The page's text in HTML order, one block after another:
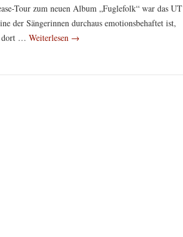
Tour zum neuen Album „Fuglefolk“ war das UT
der Sängerinnen durchaus emotionsbehaftet ist,
dort … Weiterlesen →